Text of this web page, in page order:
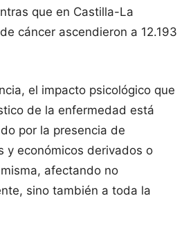
que en Castilla-La
cáncer ascendieron a 12.193
el impacto psicológico que
de la enfermedad está
por la presencia de
y económicos derivados o
afectando no
sino también a toda la